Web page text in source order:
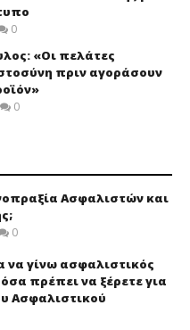
0
«Οι πελάτες
πριν αγοράσουν
0
Ασφαλιστών και
0
να γίνω ασφαλιστικός
πρέπει να ξέρετε για
Ασφαλιστικού